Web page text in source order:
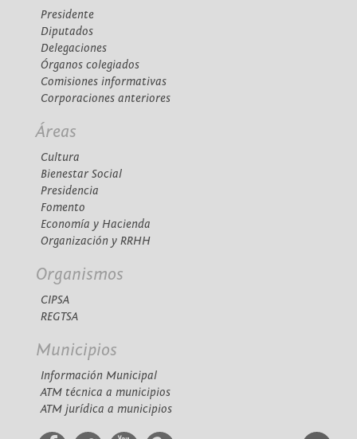
Presidente
Diputados
Delegaciones
Órganos colegiados
Comisiones informativas
Corporaciones anteriores
Áreas
Cultura
Bienestar Social
Presidencia
Fomento
Economía y Hacienda
Organización y RRHH
Organismos
CIPSA
REGTSA
Municipios
Información Municipal
ATM técnica a municipios
ATM jurídica a municipios